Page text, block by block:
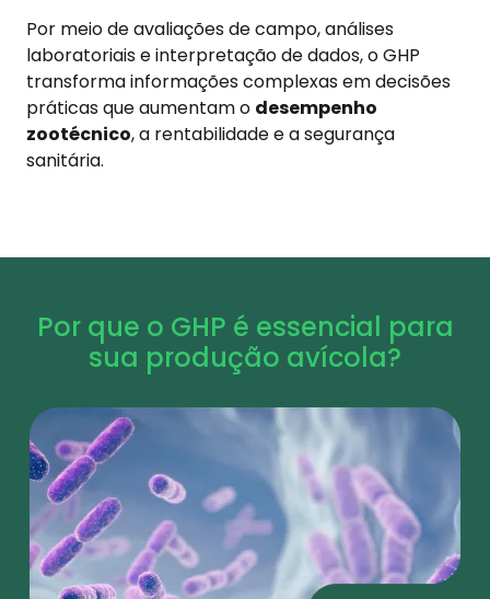
Por meio de avaliações de campo, análises
laboratoriais e interpretação de dados, o GHP
transforma informações complexas em decisões
práticas que aumentam o desempenho
zootécnico, a rentabilidade e a segurança
sanitária.
Por que o GHP é essencial para
sua produção avícola?